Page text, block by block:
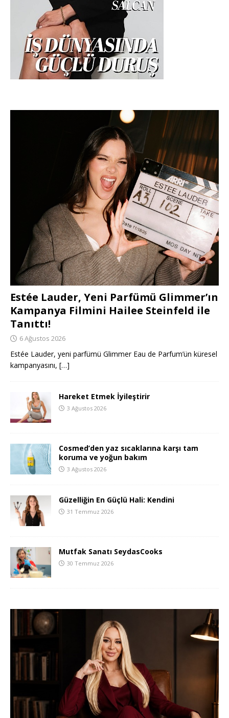
Estée Lauder, Yeni Parfümü Glimmer’ın
Kampanya Filmini Hailee Steinfeld ile
Tanıttı!
6 Ağustos 2026
Estée Lauder, yeni parfümü Glimmer Eau de Parfum’ün küresel
kampanyasını, […]
Hareket Etmek İyileştirir
3 Ağustos 2026
Cosmed’den yaz sıcaklarına karşı tam
koruma ve yoğun bakım
3 Ağustos 2026
Güzelliğin En Güçlü Hali: Kendini
31 Temmuz 2026
Mutfak Sanatı SeydasCooks
30 Temmuz 2026